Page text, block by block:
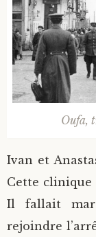
Oufa,
Ivan et
Cette clinique
Il fallait
rejoindre